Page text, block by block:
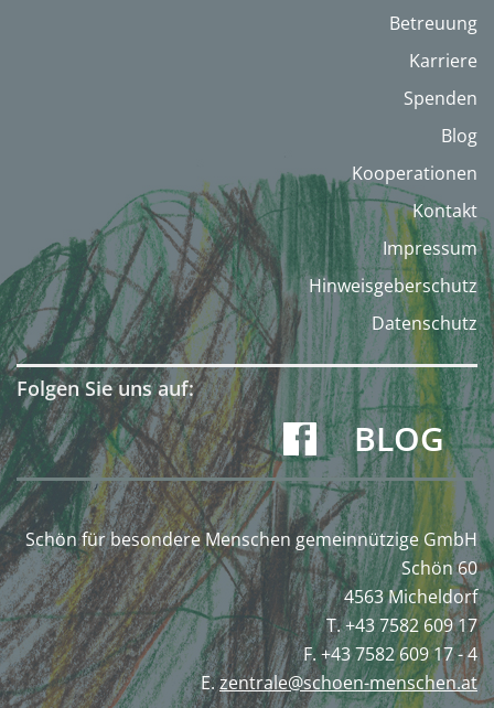
Betreuung
Karriere
Spenden
Blog
Kooperationen
Kontakt
Impressum
Hinweisgeberschutz
Datenschutz
Folgen Sie uns auf:
BLOG
Schön für besondere Menschen gemeinnützige GmbH
Schön 60
4563 Micheldorf
T. +43 7582 609 17
F. +43 7582 609 17 - 4
E.zentrale@schoen-menschen.at